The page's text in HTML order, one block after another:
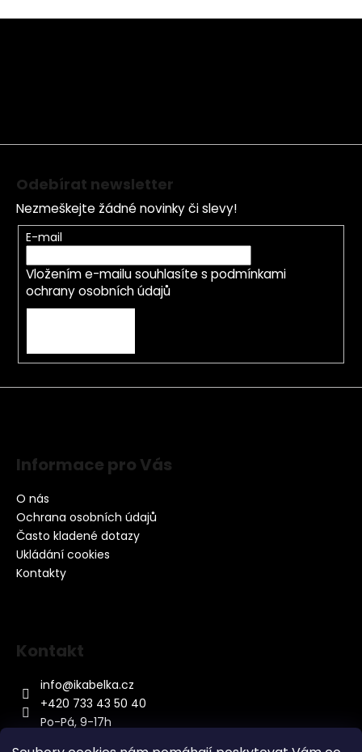
Z
Odebírat newsletter
Nezmeškejte žádné novinky či slevy!
E-mail
Vložením e-mailu souhlasíte s podmínkami
ochrany osobních údajů
Informace pro Vás
O nás
Ochrana osobních údajů
Často kladené dotazy
Ukládání cookies
Kontakty
Kontakt
info@ikabelka.cz
+420 733 43 50 40
Po-Pá, 9-17h